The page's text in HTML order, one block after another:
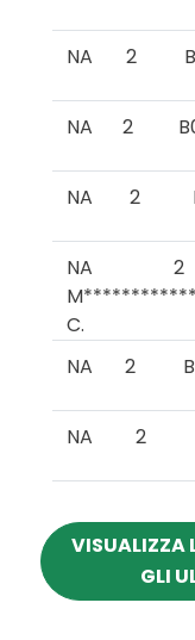
NA 2
NA 2
NA 2
NA 2
C.
NA 2
NA 2
VISUALIZZA
GLI